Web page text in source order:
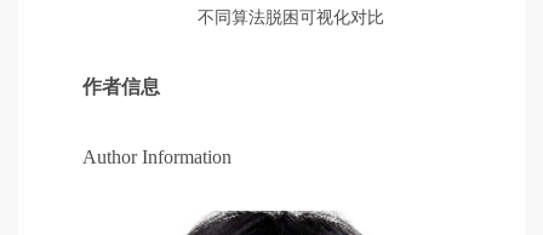
不同算法脱困可视化对比
作者信息
Author Information